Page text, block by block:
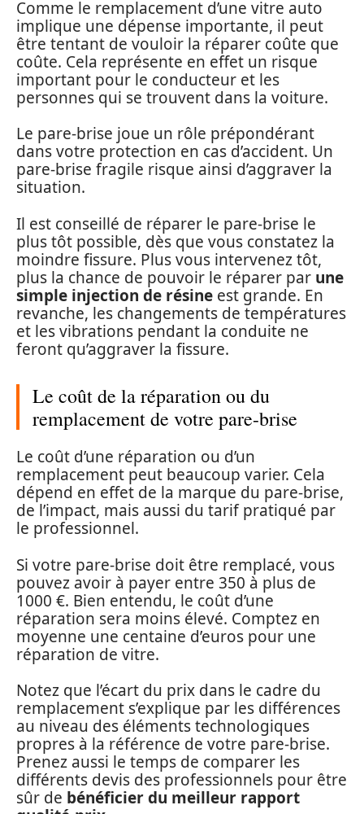
Comme le remplacement d’une vitre auto
implique une dépense importante, il peut
être tentant de vouloir la réparer coûte que
coûte. Cela représente en effet un risque
important pour le conducteur et les
personnes qui se trouvent dans la voiture.
Le pare-brise joue un rôle prépondérant
dans votre protection en cas d’accident. Un
pare-brise fragile risque ainsi d’aggraver la
situation.
Il est conseillé de réparer le pare-brise le
plus tôt possible, dès que vous constatez la
moindre fissure. Plus vous intervenez tôt,
plus la chance de pouvoir le réparer par une
simple injection de résine est grande. En
revanche, les changements de températures
et les vibrations pendant la conduite ne
feront qu’aggraver la fissure.
Le coût de la réparation ou du
remplacement de votre pare-brise
Le coût d’une réparation ou d’un
remplacement peut beaucoup varier. Cela
dépend en effet de la marque du pare-brise,
de l’impact, mais aussi du tarif pratiqué par
le professionnel.
Si votre pare-brise doit être remplacé, vous
pouvez avoir à payer entre 350 à plus de
1000 €. Bien entendu, le coût d’une
réparation sera moins élevé. Comptez en
moyenne une centaine d’euros pour une
réparation de vitre.
Notez que l’écart du prix dans le cadre du
remplacement s’explique par les différences
au niveau des éléments technologiques
propres à la référence de votre pare-brise.
Prenez aussi le temps de comparer les
différents devis des professionnels pour être
sûr de bénéficier du meilleur rapport